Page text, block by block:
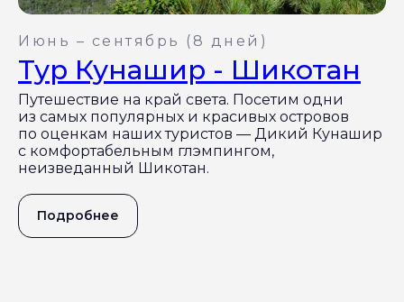
Июнь – сентябрь (8 дней)
Тур Кунашир - Шикотан
Путешествие на край света. Посетим одни
из самых популярных и красивых островов
по оценкам наших туристов — Дикий Кунашир
с комфортабельным глэмпингом,
неизведанный Шикотан.
Подробнее